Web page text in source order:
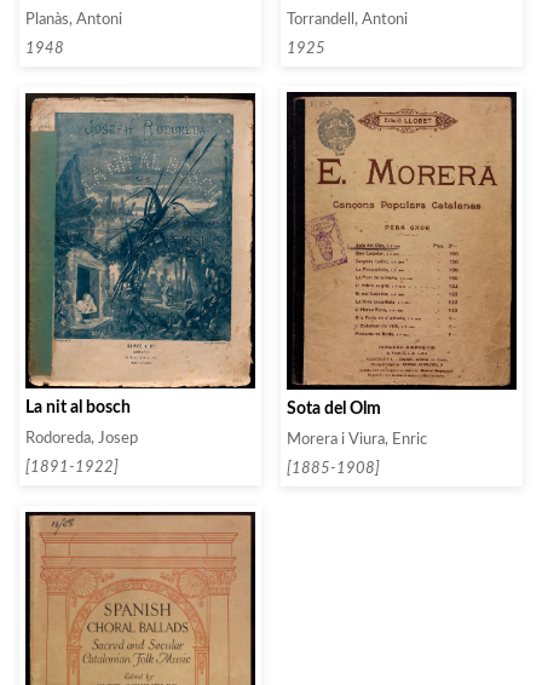
Planàs, Antoni
1948
Torrandell, Antoni
1925
La nit al bosch
Rodoreda, Josep
[1891-1922]
Sota del Olm
Morera i Viura, Enric
[1885-1908]